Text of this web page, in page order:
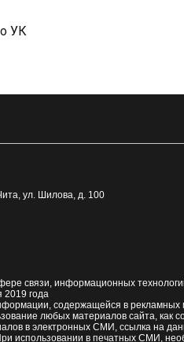
УК
, ул. Шилова, д. 100
связи, информационных
года
содержащейся в рекламных
любых материалов сайта, как
в электронных СМИ, ссылка на
использовании в печатных СМИ,